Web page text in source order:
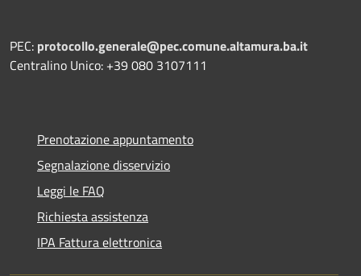
PEC: protocollo.generale@pec.comune.altamura.ba.it
Centralino Unico: +39 080 3107111
Prenotazione appuntamento
Segnalazione disservizio
Leggi le FAQ
Richiesta assistenza
IPA Fattura elettronica